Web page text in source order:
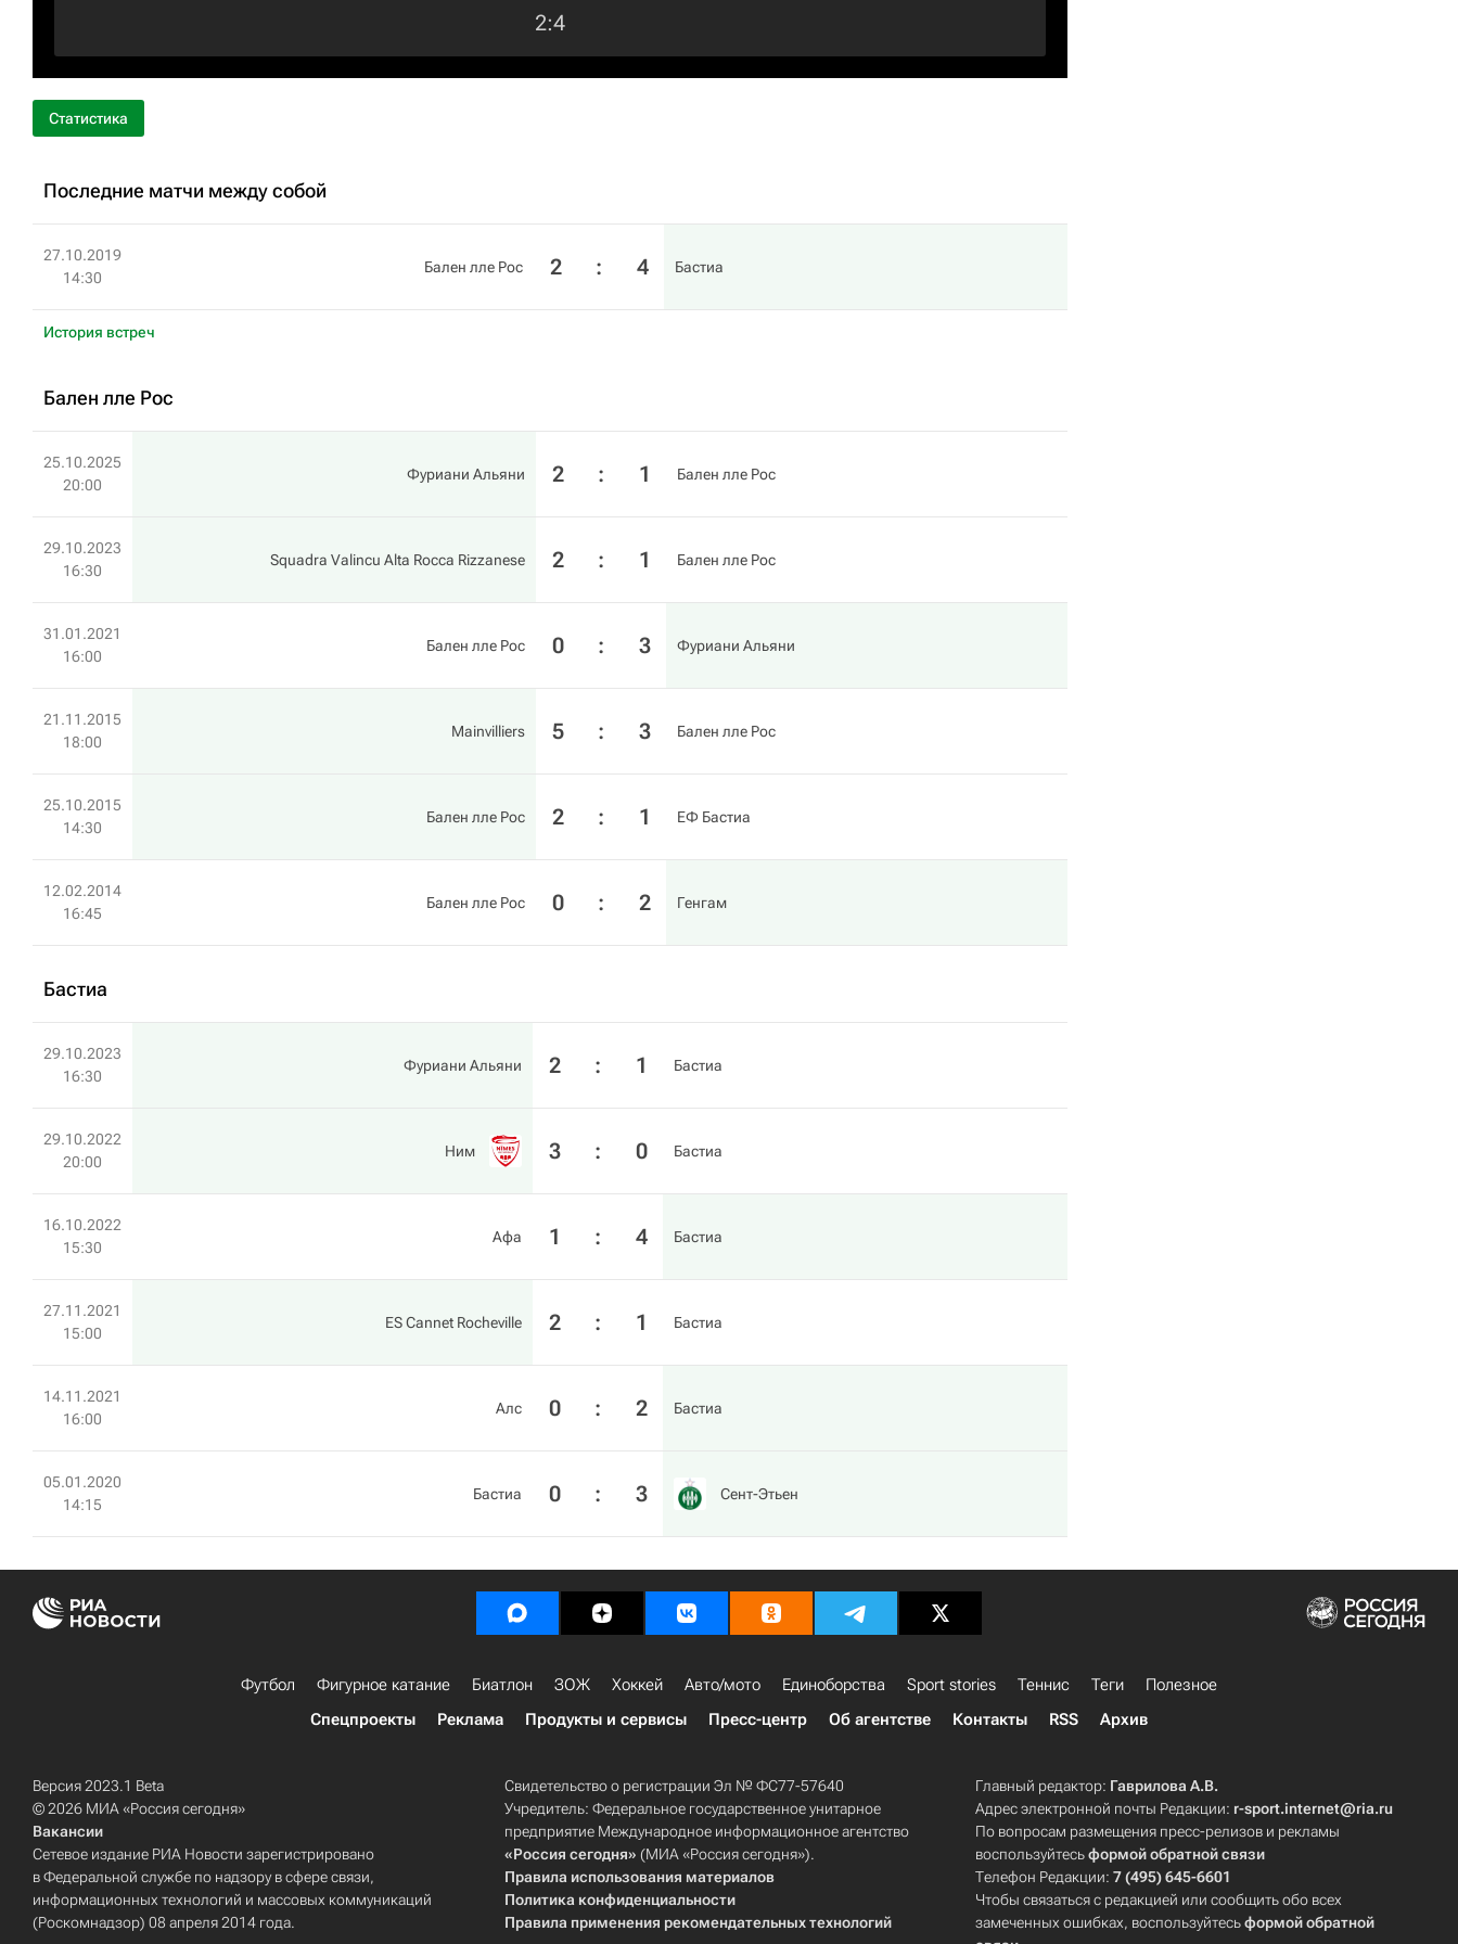
2:4
Статистика
Последние матчи между собой
27.10.2019
14:30
Бален лле Рос 2 : 4 Бастиа
История встреч
Бален лле Рос
25.10.2025
20:00
Фуриани Альяни 2 : 1 Бален лле Рос
29.10.2023
16:30
Squadra Valincu Alta Rocca Rizzanese 2 : 1 Бален лле Рос
31.01.2021
16:00
Бален лле Рос 0 : 3 Фуриани Альяни
21.11.2015
18:00
Mainvilliers 5 : 3 Бален лле Рос
25.10.2015
14:30
Бален лле Рос 2 : 1 ЕФ Бастиа
12.02.2014
16:45
Бален лле Рос 0 : 2 Генгам
Бастиа
29.10.2023
16:30
Фуриани Альяни 2 : 1 Бастиа
29.10.2022
20:00
Ним 3 : 0 Бастиа
16.10.2022
15:30
Афа 1 : 4 Бастиа
27.11.2021
15:00
ES Cannet Rocheville 2 : 1 Бастиа
14.11.2021
16:00
Алс 0 : 2 Бастиа
05.01.2020
14:15
Бастиа 0 : 3 Сент-Этьен
Футбол Фигурное катание Биатлон ЗОЖ Хоккей Авто/мото Единоборства Sport stories Теннис Теги
Полезное
Спецпроекты
Реклама Продукты и сервисы Пресс-центр Об агентстве Контакты RSS Архив
Версия 2023.1 Beta
© 2026 МИА «Россия сегодня»
Вакансии
Сетевое издание РИА Новости зарегистрировано
в Федеральной службе по надзору в сфере связи,
информационных технологий и массовых коммуникаций
(Роскомнадзор) 08 апреля 2014 года.
Свидетельство о регистрации Эл № ФС77-57640
Учредитель: Федеральное государственное унитарное
предприятие Международное информационное агентство
«Россия сегодня» (МИА «Россия сегодня»).
Правила использования материалов
Политика конфиденциальности
Правила применения рекомендательных технологий
Главный редактор: Гаврилова А.В.
Адрес электронной почты Редакции: r-sport.internet@ria.ru
По вопросам размещения пресс-релизов и рекламы
воспользуйтесьформой обратной связи
Телефон Редакции:7 (495) 645-6601
Чтобы связаться с редакцией или сообщить обо всех
замеченных ошибках, воспользуйтесьформой обратной